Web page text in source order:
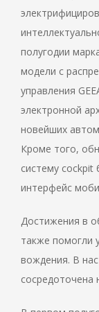
полугодии
модели с
управления
электронной
новейших
Кроме того,
систему
интерфейс
Достижения в
также помогли
вождения. В
сосредоточена